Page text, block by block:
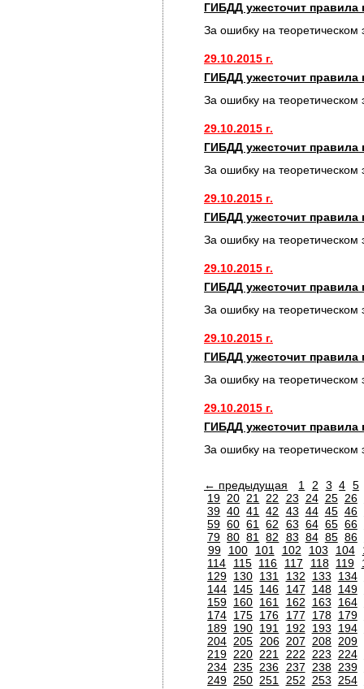
ГИБДД ужесточит правила
За ошибку на теоретическом
29.10.2015 г.
ГИБДД ужесточит правила
За ошибку на теоретическом
29.10.2015 г.
ГИБДД ужесточит правила
За ошибку на теоретическом
29.10.2015 г.
ГИБДД ужесточит правила
За ошибку на теоретическом
29.10.2015 г.
ГИБДД ужесточит правила
За ошибку на теоретическом
29.10.2015 г.
ГИБДД ужесточит правила
За ошибку на теоретическом
29.10.2015 г.
ГИБДД ужесточит правила
За ошибку на теоретическом
← предыдущая 1 2 3 4 5
19 20 21 22 23 24 25 26
39 40 41 42 43 44 45 46
59 60 61 62 63 64 65 66
79 80 81 82 83 84 85 86
99
100 101 102 103 104
114
115 116 117 118 119
129 130 131 132 133 134
144 145 146 147 148 149
159 160 161 162 163 164
174 175 176 177 178 179
189 190 191 192 193 194
204 205 206 207 208 209
219 220 221 222 223 224
234 235 236 237 238 239
249 250 251 252 253 254